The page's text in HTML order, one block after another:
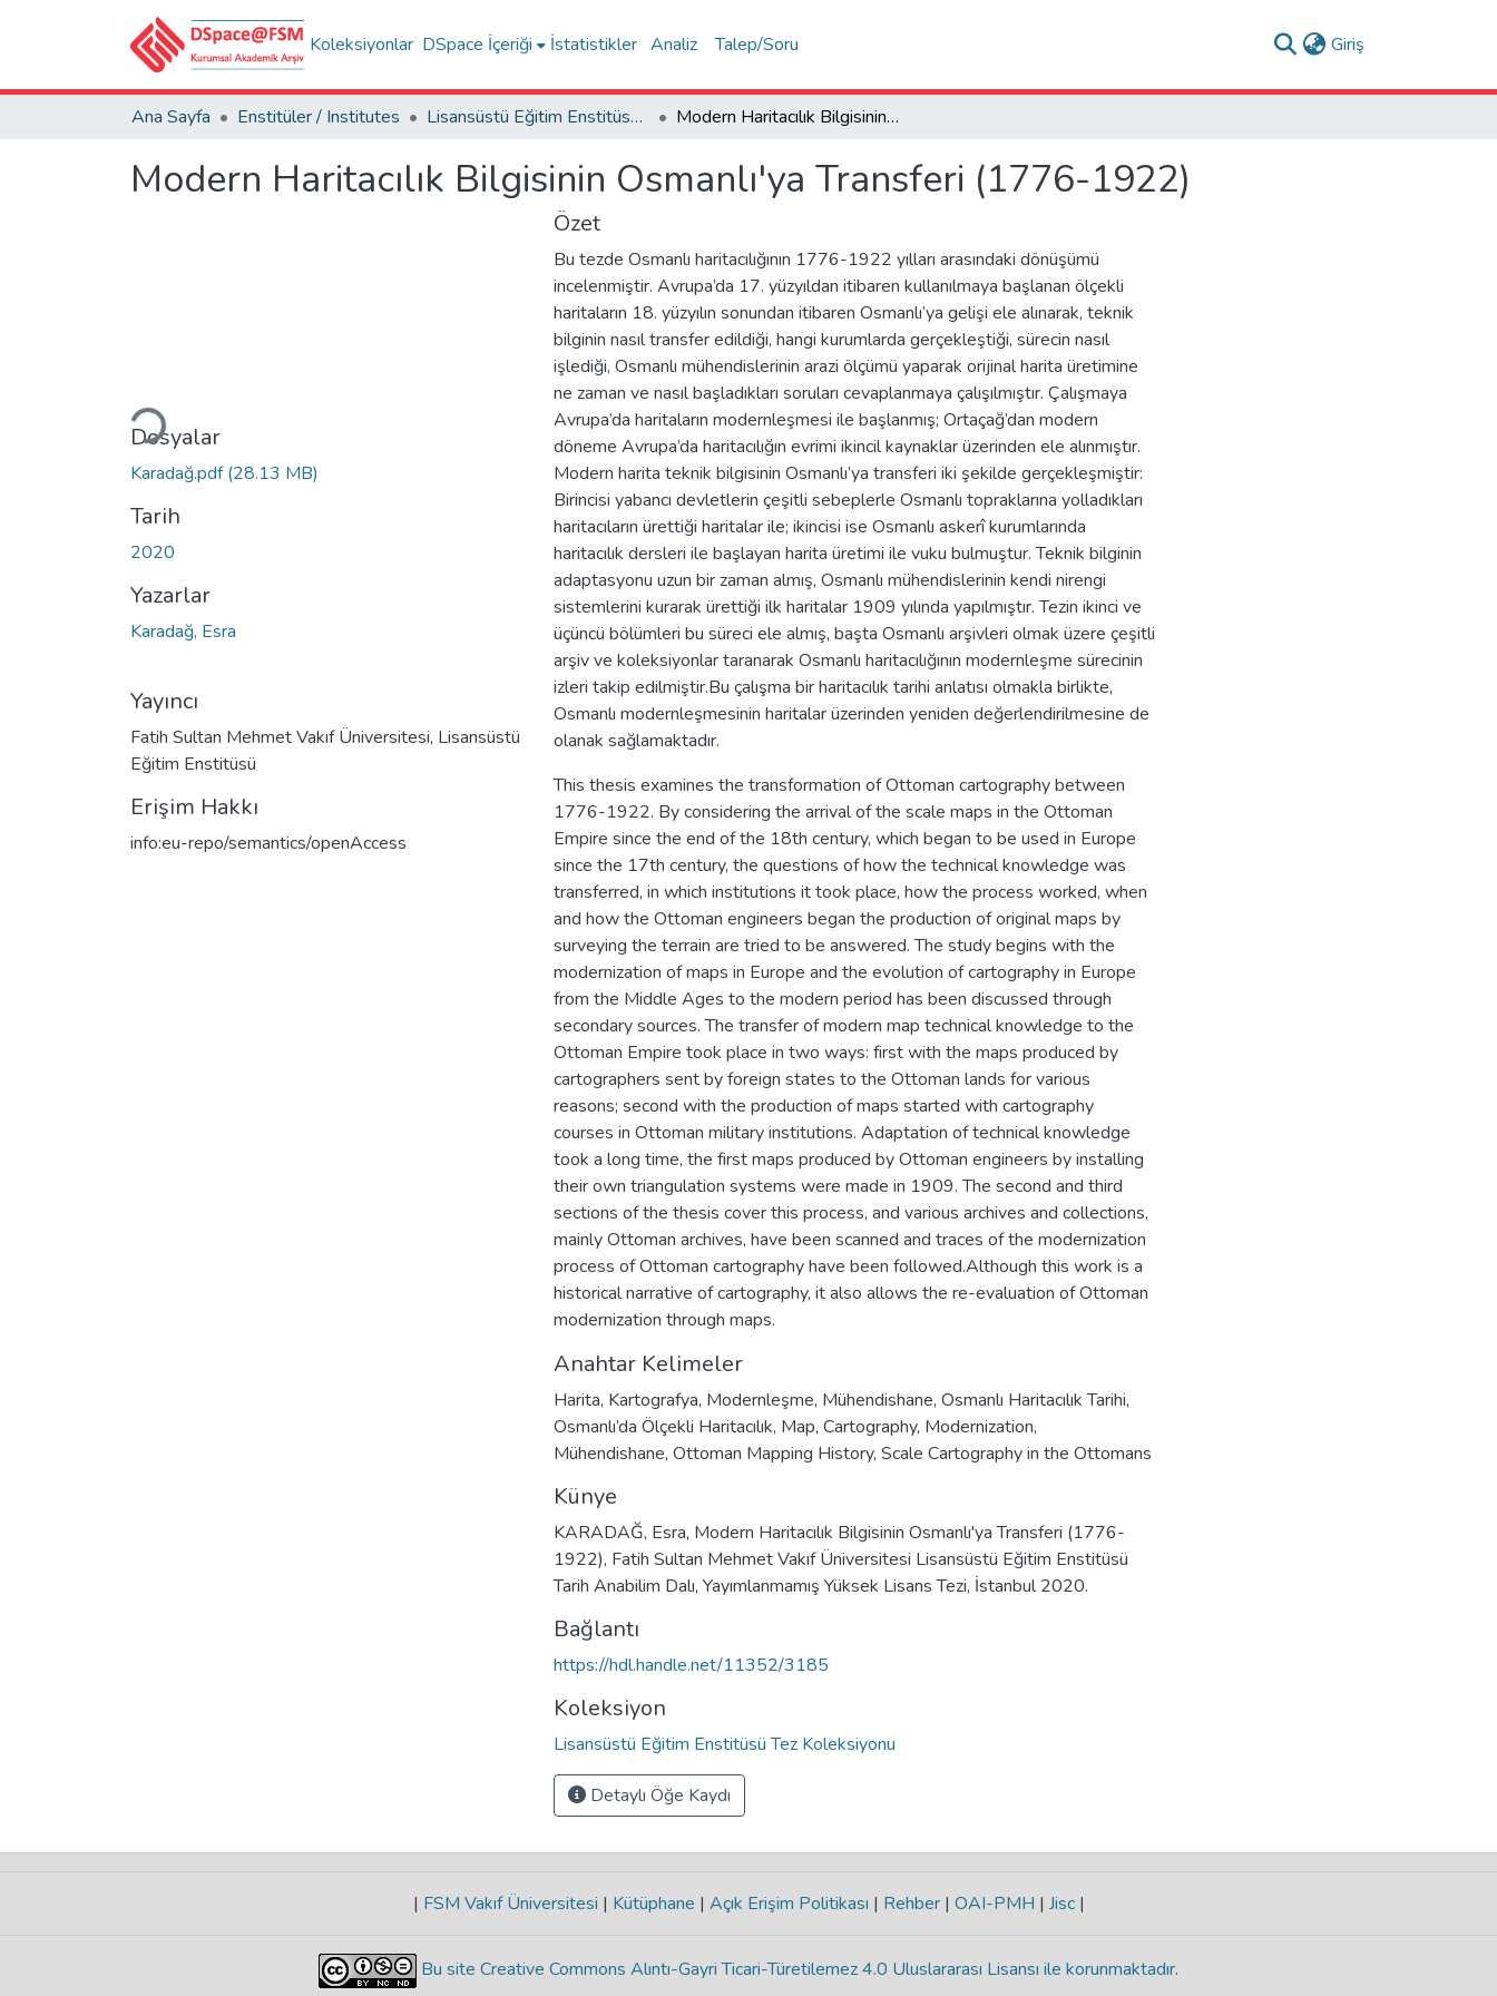
Koleksiyonlar DSpace İçeriği İstatistikler Analiz Talep/Soru Giriş
Ana Sayfa Enstitüler / Institutes Lisansüstü Eğitim Enstitüsü Tez Koleksiyonu Modern Haritacılık Bilgisinin Osmanlı'ya Transferi (1776-1922)
Modern Haritacılık Bilgisinin Osmanlı'ya Transferi (1776-1922)
Yükleniyor...
Dosyalar
Karadağ.pdf(28.13 MB)
Tarih
2020
Yazarlar
Karadağ, Esra
Yayıncı
Fatih Sultan Mehmet Vakıf Üniversitesi, Lisansüstü
Eğitim Enstitüsü
Erişim Hakkı
info:eu-repo/semantics/openAccess
Özet
Bu tezde Osmanlı haritacılığının 1776-1922 yılları arasındaki dönüşümü
incelenmiştir. Avrupa’da 17. yüzyıldan itibaren kullanılmaya başlanan ölçekli
haritaların 18. yüzyılın sonundan itibaren Osmanlı’ya gelişi ele alınarak, teknik
bilginin nasıl transfer edildiği, hangi kurumlarda gerçekleştiği, sürecin nasıl
işlediği, Osmanlı mühendislerinin arazi ölçümü yaparak orijinal harita üretimine
ne zaman ve nasıl başladıkları soruları cevaplanmaya çalışılmıştır. Çalışmaya
Avrupa’da haritaların modernleşmesi ile başlanmış; Ortaçağ’dan modern
döneme Avrupa’da haritacılığın evrimi ikincil kaynaklar üzerinden ele alınmıştır.
Modern harita teknik bilgisinin Osmanlı’ya transferi iki şekilde gerçekleşmiştir:
Birincisi yabancı devletlerin çeşitli sebeplerle Osmanlı topraklarına yolladıkları
haritacıların ürettiği haritalar ile; ikincisi ise Osmanlı askerî kurumlarında
haritacılık dersleri ile başlayan harita üretimi ile vuku bulmuştur. Teknik bilginin
adaptasyonu uzun bir zaman almış, Osmanlı mühendislerinin kendi nirengi
sistemlerini kurarak ürettiği ilk haritalar 1909 yılında yapılmıştır. Tezin ikinci ve
üçüncü bölümleri bu süreci ele almış, başta Osmanlı arşivleri olmak üzere çeşitli
arşiv ve koleksiyonlar taranarak Osmanlı haritacılığının modernleşme sürecinin
izleri takip edilmiştir.Bu çalışma bir haritacılık tarihi anlatısı olmakla birlikte,
Osmanlı modernleşmesinin haritalar üzerinden yeniden değerlendirilmesine de
olanak sağlamaktadır.
This thesis examines the transformation of Ottoman cartography between
1776-1922. By considering the arrival of the scale maps in the Ottoman
Empire since the end of the 18th century, which began to be used in Europe
since the 17th century, the questions of how the technical knowledge was
transferred, in which institutions it took place, how the process worked, when
and how the Ottoman engineers began the production of original maps by
surveying the terrain are tried to be answered. The study begins with the
modernization of maps in Europe and the evolution of cartography in Europe
from the Middle Ages to the modern period has been discussed through
secondary sources. The transfer of modern map technical knowledge to the
Ottoman Empire took place in two ways: first with the maps produced by
cartographers sent by foreign states to the Ottoman lands for various
reasons; second with the production of maps started with cartography
courses in Ottoman military institutions. Adaptation of technical knowledge
took a long time, the first maps produced by Ottoman engineers by installing
their own triangulation systems were made in 1909. The second and third
sections of the thesis cover this process, and various archives and collections,
mainly Ottoman archives, have been scanned and traces of the modernization
process of Ottoman cartography have been followed.Although this work is a
historical narrative of cartography, it also allows the re-evaluation of Ottoman
modernization through maps.
Anahtar Kelimeler
Harita, Kartografya, Modernleşme, Mühendishane, Osmanlı Haritacılık Tarihi,
Osmanlı’da Ölçekli Haritacılık, Map, Cartography, Modernization,
Mühendishane, Ottoman Mapping History, Scale Cartography in the Ottomans
Künye
KARADAĞ, Esra, Modern Haritacılık Bilgisinin Osmanlı'ya Transferi (1776-
1922), Fatih Sultan Mehmet Vakıf Üniversitesi Lisansüstü Eğitim Enstitüsü
Tarih Anabilim Dalı, Yayımlanmamış Yüksek Lisans Tezi, İstanbul 2020.
Bağlantı
https://hdl.handle.net/11352/3185
Koleksiyon
Lisansüstü Eğitim Enstitüsü Tez Koleksiyonu
Detaylı Öğe Kaydı
| FSM Vakıf Üniversitesi | Kütüphane | Açık Erişim Politikası | Rehber | OAI-PMH | Jisc |
Bu site Creative Commons Alıntı-Gayri Ticari-Türetilemez 4.0 Uluslararası Lisansı ile korunmaktadır.